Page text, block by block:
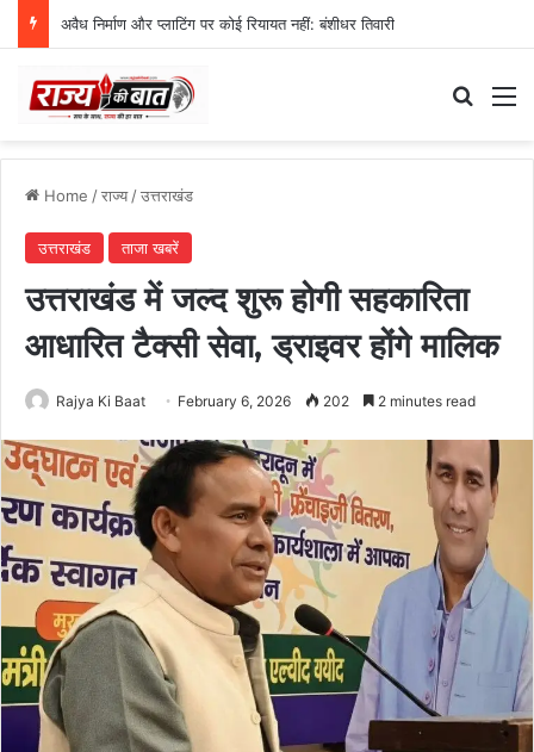
अवैध निर्माण और प्लाटिंग पर कोई रियायत नहीं: बंशीधर तिवारी
Home /राज्य/उत्तराखंड
उत्तराखंड ताजा खबरें
उत्तराखंड में जल्द शुरू होगी सहकारिता
आधारित टैक्सी सेवा, ड्राइवर होंगे मालिक
Rajya Ki Baat February 6, 2026 202 2 minutes read